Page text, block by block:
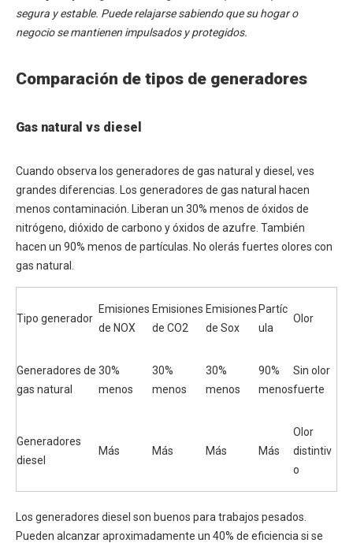
segura y estable. Puede relajarse sabiendo que su hogar o
negocio se mantienen impulsados ​​y protegidos.
Comparación de tipos de generadores
Gas natural vs diesel
Cuando observa los generadores de gas natural y diesel, ves
grandes diferencias. Los generadores de gas natural hacen
menos contaminación. Liberan un 30% menos de óxidos de
nitrógeno, dióxido de carbono y óxidos de azufre. También
hacen un 90% menos de partículas. No olerás fuertes olores con
gas natural.
Tipo generador
Emisiones
de NOX
Emisiones
de CO2
Emisiones
de Sox
Partíc
ula
Olor
Generadores de
gas natural
30%
menos
30%
menos
30%
menos
90%
menos
Sin olor
fuerte
Generadores
diesel
Más Más Más Más
Olor
distintiv
o
Los generadores diesel son buenos para trabajos pesados.
Pueden alcanzar aproximadamente un 40% de eficiencia si se